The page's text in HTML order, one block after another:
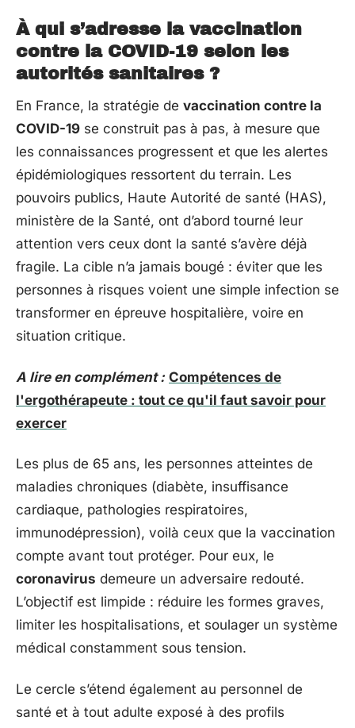
À qui s’adresse la vaccination
contre la COVID-19 selon les
autorités sanitaires ?
En France, la stratégie de vaccination contre la
COVID-19 se construit pas à pas, à mesure que
les connaissances progressent et que les alertes
épidémiologiques ressortent du terrain. Les
pouvoirs publics, Haute Autorité de santé (HAS),
ministère de la Santé, ont d’abord tourné leur
attention vers ceux dont la santé s’avère déjà
fragile. La cible n’a jamais bougé : éviter que les
personnes à risques voient une simple infection se
transformer en épreuve hospitalière, voire en
situation critique.
A lire en complément : Compétences de
l'ergothérapeute : tout ce qu'il faut savoir pour
exercer
Les plus de 65 ans, les personnes atteintes de
maladies chroniques (diabète, insuffisance
cardiaque, pathologies respiratoires,
immunodépression), voilà ceux que la vaccination
compte avant tout protéger. Pour eux, le
coronavirus demeure un adversaire redouté.
L’objectif est limpide : réduire les formes graves,
limiter les hospitalisations, et soulager un système
médical constamment sous tension.
Le cercle s’étend également au personnel de
santé et à tout adulte exposé à des profils